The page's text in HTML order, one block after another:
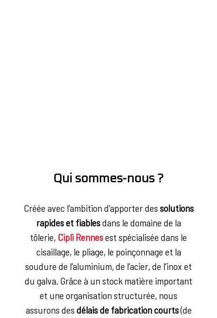
Qui sommes-nous ?
Créée avec l’ambition d’apporter des solutions
rapides et fiablesdans le domaine de la
tôlerie, Cipli Rennesest spécialisée dans le
cisaillage, le pliage, le poinçonnage et la
soudure de l’aluminium, de l’acier, de l’inox et
du galva. Grâce à un stock matière important
et une organisation structurée, nous
assurons des délais de fabrication courts(de